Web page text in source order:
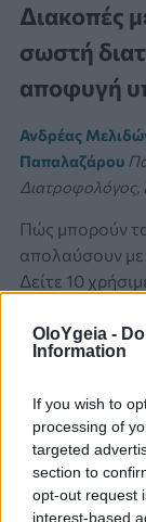
OloYgeia -
Information
If you wish to
processing of
targeted
section to
opt-out request
interest-based
Διακοπές
σωστή
αποφυγή
Ανδρέας
Παπαλαζάρου
Διατροφολόγος,
Πώς μπορούν
απολαύσουν με
Δείτε 10
αγωγής.